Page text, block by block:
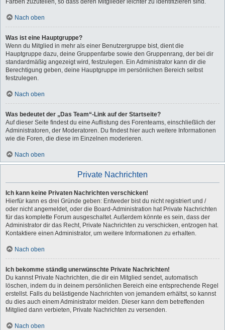
Farben zuzuteilen, so dass deren Mitglieder leichter zu identifizieren sind.
Nach oben
Was ist eine Hauptgruppe?
Wenn du Mitglied in mehr als einer Benutzergruppe bist, dient die
Hauptgruppe dazu, deine Gruppenfarbe sowie den Gruppenrang, der bei dir
standardmäßig angezeigt wird, festzulegen. Ein Administrator kann dir die
Berechtigung geben, deine Hauptgruppe im persönlichen Bereich selbst
festzulegen.
Nach oben
Was bedeutet der „Das Team“-Link auf der Startseite?
Auf dieser Seite findest du eine Auflistung des Forenteams, einschließlich der
Administratoren, der Moderatoren. Du findest hier auch weitere Informationen
wie die Foren, die diese im Einzelnen moderieren.
Nach oben
Private Nachrichten
Ich kann keine Privaten Nachrichten verschicken!
Hierfür kann es drei Gründe geben: Entweder bist du nicht registriert und /
oder nicht angemeldet, oder die Board-Administration hat Private Nachrichten
für das komplette Forum ausgeschaltet. Außerdem könnte es sein, dass der
Administrator dir das Recht, Private Nachrichten zu verschicken, entzogen hat.
Kontaktiere einen Administrator, um weitere Informationen zu erhalten.
Nach oben
Ich bekomme ständig unerwünschte Private Nachrichten!
Du kannst Private Nachrichten, die dir ein Mitglied sendet, automatisch
löschen, indem du in deinem persönlichen Bereich eine entsprechende Regel
erstellst. Falls du belästigende Nachrichten von jemandem erhältst, so kannst
du dies auch einem Administrator melden. Dieser kann dem betreffenden
Mitglied dann verbieten, Private Nachrichten zu versenden.
Nach oben